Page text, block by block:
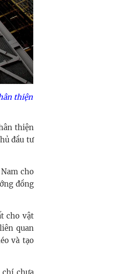
thiện
thiện
đầu tư
cho
đồng
cho vật
quan
và tạo